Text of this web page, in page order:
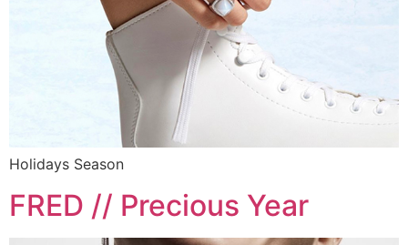
Holidays Season
FRED // Precious Year